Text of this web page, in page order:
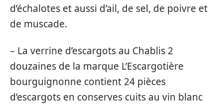
d’échalotes et aussi d’ail, de sel, de poivre et
de muscade.
– La verrine d’escargots au Chablis 2
douzaines de la marque L’Escargotière
bourguignonne contient 24 pièces
d’escargots en conserves cuits au vin blanc